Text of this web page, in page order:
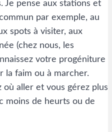
Je pense aux stations et
par exemple, au
spots à visiter, aux
(chez nous, les
votre progéniture
la faim ou à marcher.
où aller et vous gérez plus
moins de heurts ou de